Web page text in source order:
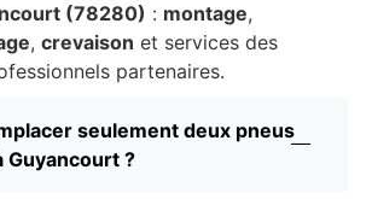
(78280) : montage,
,crevaison et services des
partenaires.
seulement deux pneus
Guyancourt ?